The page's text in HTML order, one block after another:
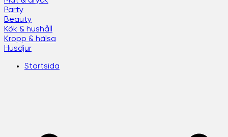
Party
Beauty
Kök & hushåll
Kropp & hälsa
Husdjur
Startsida